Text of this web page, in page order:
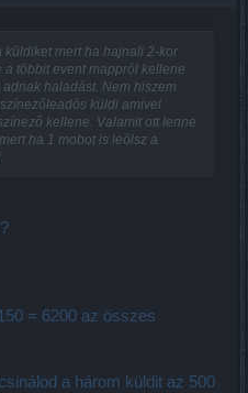
mert ha hajnali 2-kor
többit event mappról kellene
haladást. Nem hiszem
küldi amivel
kellene. Valamit ott lenne
ha 1 mobot is leölsz a
= 6200 az összes
a három küldit az 500